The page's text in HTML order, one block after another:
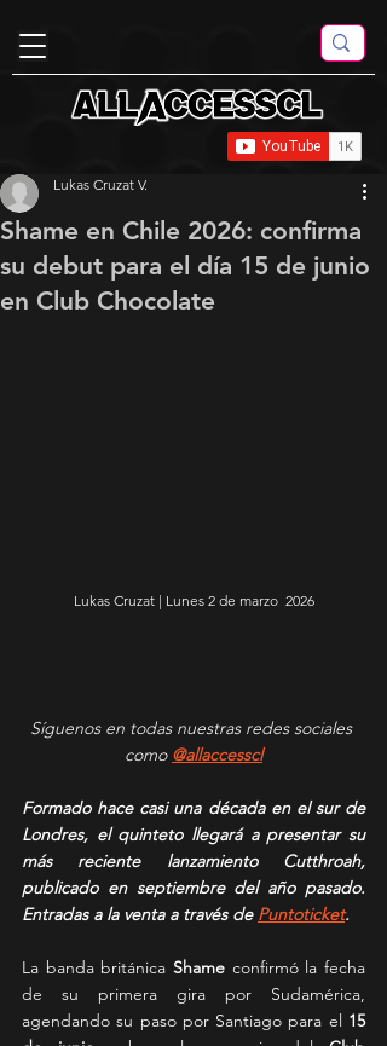
Shame en Chile 2026: confirma
su debut para el día 15 de junio
en Club Chocolate
Lukas Cruzat V.
Lukas Cruzat | Lunes 2 de marzo  2026
Síguenos en todas nuestras redes sociales
como @allaccesscl
Formado hace casi una década en el sur de
Londres, el quinteto llegará a presentar su
más reciente lanzamiento Cutthroah,
publicado en septiembre del año pasado.
Entradas a la venta a través de Puntoticket.
La banda británica Shame confirmó la fecha
de su primera gira por Sudamérica,
agendando su paso por Santiago para el 15